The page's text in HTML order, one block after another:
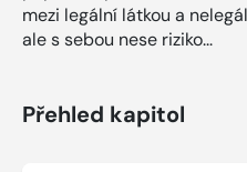
mezi legální látkou a
ale s sebou nese riziko...
Přehled kapitol